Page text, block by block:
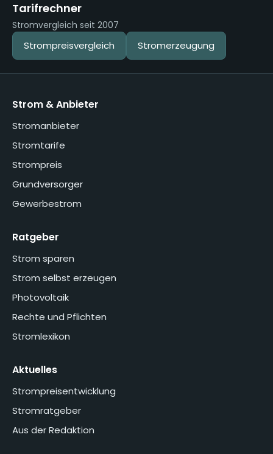
Tarifrechner
Stromvergleich seit 2007
Strompreisvergleich Stromerzeugung
Strom & Anbieter
Stromanbieter
Stromtarife
Strompreis
Grundversorger
Gewerbestrom
Ratgeber
Strom sparen
Strom selbst erzeugen
Photovoltaik
Rechte und Pflichten
Stromlexikon
Aktuelles
Strompreisentwicklung
Stromratgeber
Aus der Redaktion